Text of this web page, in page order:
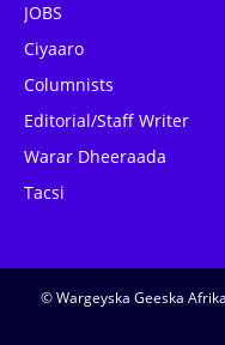
JOBS
Ciyaaro
Columnists
Editorial/Staff Writer
Warar Dheeraada
Tacsi
© Wargeyska Geeska